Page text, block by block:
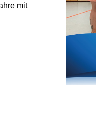
mit